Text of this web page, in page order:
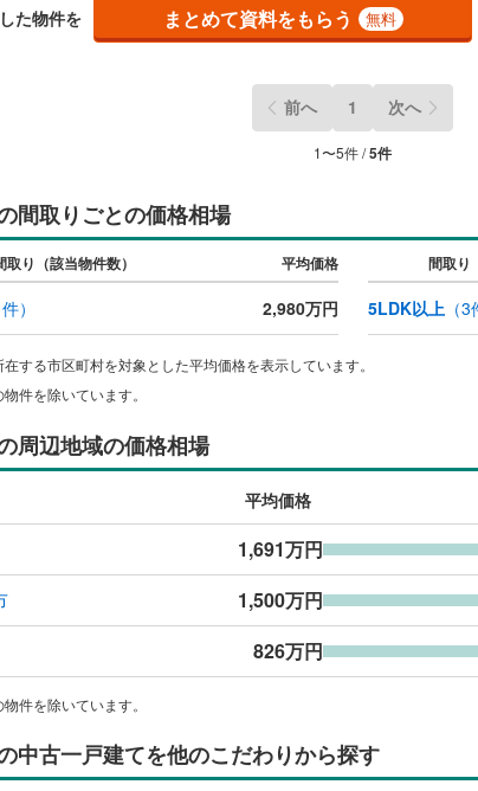
た物件を まとめて資料をもらう 無料
前へ 1 次へ
1〜5件 /5件
間取りごとの価格相場
取り（該当物件数） 平均価格 間取り
件） 2,980万円 5LDK以上（3
する市区町村を対象とした平均価格を表示しています。
件を除いています。
周辺地域の価格相場
平均価格
1,691万円
1,500万円
826万円
件を除いています。
中古一戸建てを他のこだわりから探す